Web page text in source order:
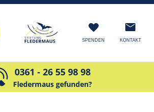
SPENDEN KONTAKT
0361 - 26 55 98 98
Fledermaus gefunden?